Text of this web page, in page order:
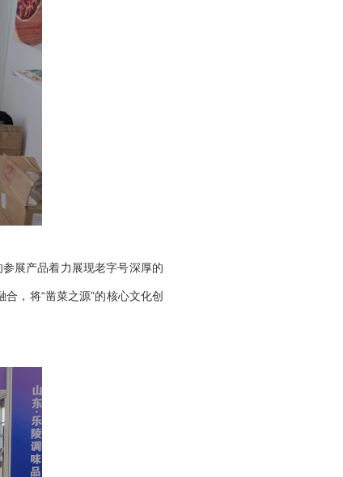
展产品着力展现老字号深厚的
，将“凿菜之源”的核心文化创